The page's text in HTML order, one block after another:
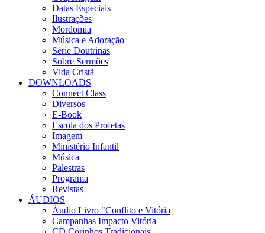
Datas Especiais
Ilustrações
Mordomia
Música e Adoração
Série Doutrinas
Sobre Sermões
Vida Cristã
DOWNLOADS
Connect Class
Diversos
E-Book
Escola dos Profetas
Imagem
Ministério Infantil
Música
Palestras
Programa
Revistas
ÁUDIOS
Áudio Livro "Conflito e Vitória
Campanhas Impacto Vitória